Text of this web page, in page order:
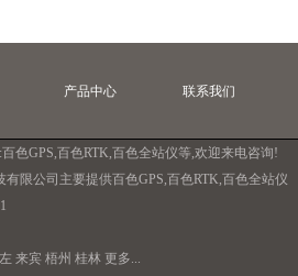
产品中心 联系我们
百色GPS,百色RTK,百色全站仪等,欢迎来电咨询!
限公司主要提供百色GPS,百色RTK,百色全站仪
来宾 梧州 桂林 更多...